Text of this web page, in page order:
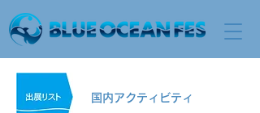
国内アクティビティ